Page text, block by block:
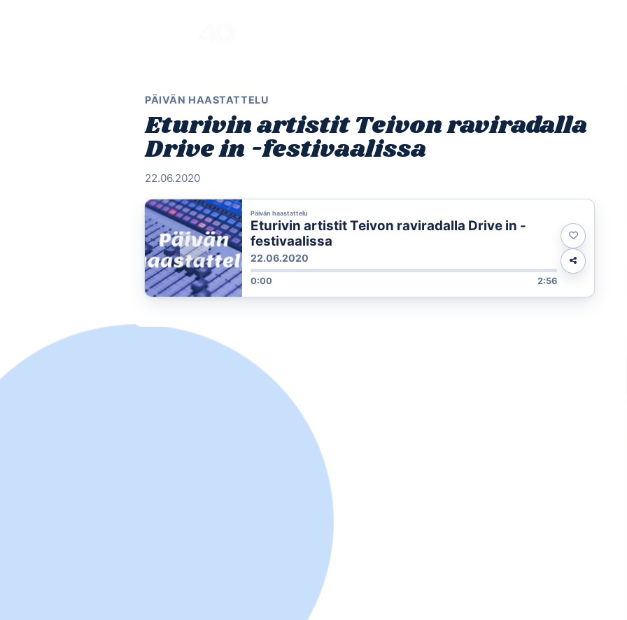
PÄIVÄN HAASTATTELU
Eturivin artistit Teivon raviradalla
Drive in -festivaalissa
22.06.2020
Päivän haastattelu
Eturivin artistit Teivon raviradalla Drive in -
festivaalissa
22.06.2020
0:00 2:56